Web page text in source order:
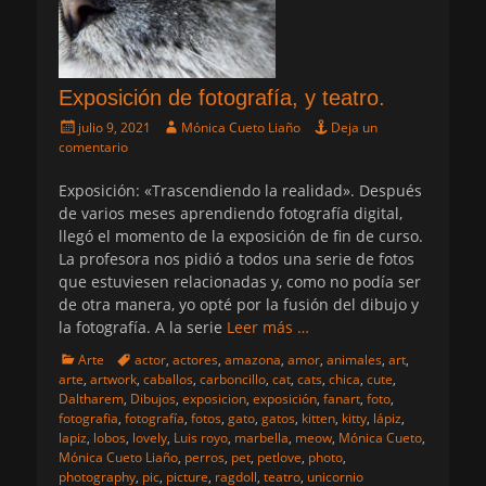
Exposición de fotografía, y teatro.
Publicado
el
julio 9, 2021 AutorMónica Cueto Liaño
Deja un
comentario
Exposición: «Trascendiendo la realidad». Después
de varios meses aprendiendo fotografía digital,
llegó el momento de la exposición de fin de curso.
La profesora nos pidió a todos una serie de fotos
que estuviesen relacionadas y, como no podía ser
de otra manera, yo opté por la fusión del dibujo y
la fotografía. A la serie Leer más …
Categorias
Arte Etiquetas
actor, actores, amazona, amor, animales, art,
arte, artwork, caballos, carboncillo, cat, cats, chica, cute,
Daltharem, Dibujos, exposicion, exposición, fanart, foto,
fotografia, fotografía, fotos, gato, gatos, kitten, kitty, lápiz,
lapiz, lobos, lovely, Luis royo, marbella, meow, Mónica Cueto,
Mónica Cueto Liaño, perros, pet, petlove, photo,
photography, pic, picture, ragdoll, teatro, unicornio